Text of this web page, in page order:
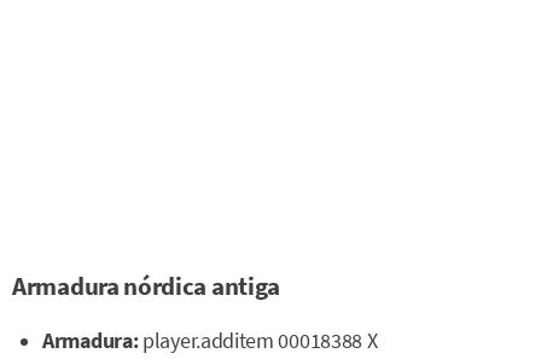
Armadura nórdica antiga
Armadura:player.additem 00018388 X